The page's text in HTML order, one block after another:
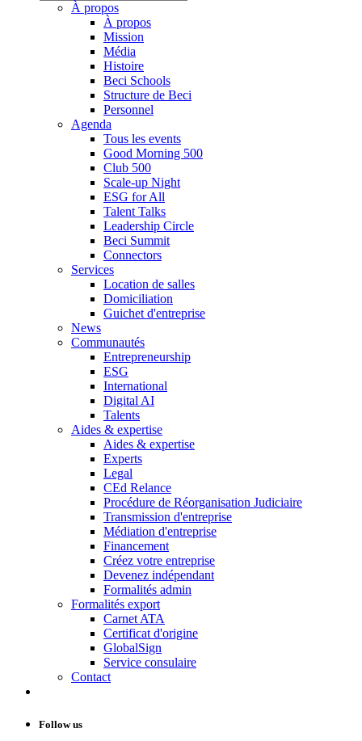
À propos
À propos
Mission
Média
Histoire
Beci Schools
Structure de Beci
Personnel
Agenda
Tous les events
Good Morning 500
Club 500
Scale-up Night
ESG for All
Talent Talks
Leadership Circle
Beci Summit
Connectors
Services
Location de salles
Domiciliation
Guichet d'entreprise
News
Communautés
Entrepreneurship
ESG
International
Digital AI
Talents
Aides & expertise
Aides & expertise
Experts
Legal
CEd Relance
Procédure de Réorganisation Judiciaire
Transmission d'entreprise
Médiation d'entreprise
Financement
Créez votre entreprise
Devenez indépendant
Formalités admin
Formalités export
Carnet ATA
Certificat d'origine
GlobalSign
Service consulaire
Contact
Follow us